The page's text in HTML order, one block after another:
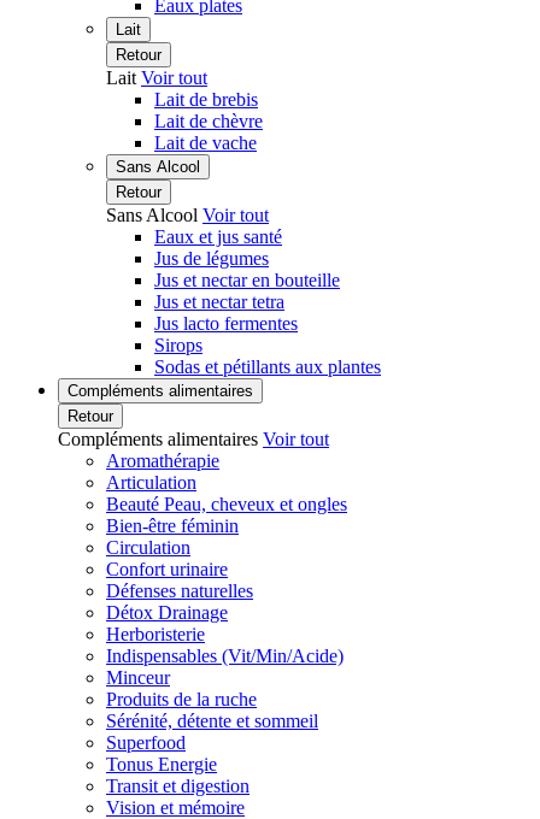
Eaux plates
Lait
Retour
Lait Voir tout
Lait de brebis
Lait de chèvre
Lait de vache
Sans Alcool
Retour
Sans Alcool Voir tout
Eaux et jus santé
Jus de légumes
Jus et nectar en bouteille
Jus et nectar tetra
Jus lacto fermentes
Sirops
Sodas et pétillants aux plantes
Compléments alimentaires
Retour
Compléments alimentaires Voir tout
Aromathérapie
Articulation
Beauté Peau, cheveux et ongles
Bien-être féminin
Circulation
Confort urinaire
Défenses naturelles
Détox Drainage
Herboristerie
Indispensables (Vit/Min/Acide)
Minceur
Produits de la ruche
Sérénité, détente et sommeil
Superfood
Tonus Energie
Transit et digestion
Vision et mémoire